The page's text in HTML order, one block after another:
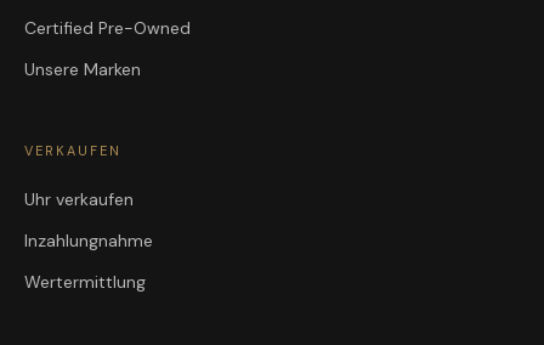
Certified Pre-Owned
Unsere Marken
VERKAUFEN
Uhr verkaufen
Inzahlungnahme
Wertermittlung